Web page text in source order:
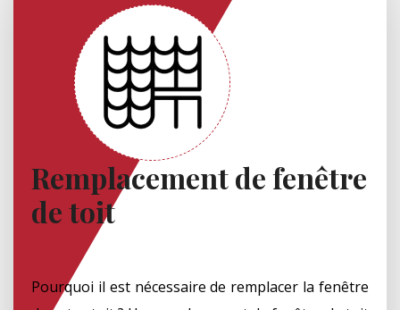
Remplacement de fenêtre
de toit
Pourquoi il est nécessaire de remplacer la fenêtre